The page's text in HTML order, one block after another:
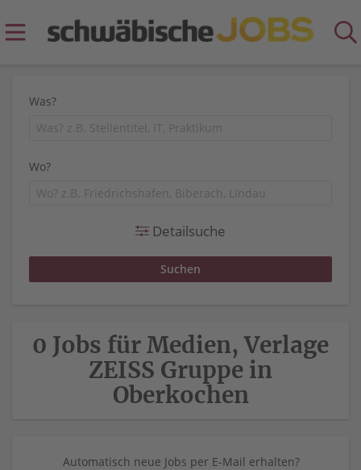
Was?
Wo?
Detailsuche
0 Jobs für Medien, Verlage
ZEISS Gruppe in
Oberkochen
Automatisch neue Jobs per E-Mail erhalten?